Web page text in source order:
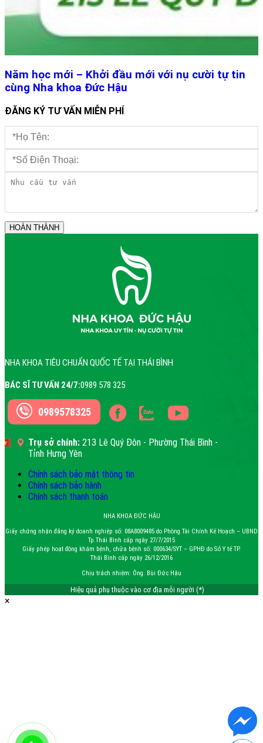
Năm học mới – Khởi đầu mới với nụ cười tự tin
cùng Nha khoa Đức Hậu
ĐĂNG KÝ TƯ VẤN MIỄN PHÍ
NHA KHOA TIÊU CHUẨN QUỐC TẾ TẠI THÁI BÌNH
BÁC SĨ TƯ VẤN 24/7:0989 578 325
0989578325
Trụ sở chính: 213 Lê Quý Đôn - Phường Thái Bình -
Tỉnh Hưng Yên
Chính sách bảo mật thông tin
Chính sách bảo hành
Chính sách thanh toán
NHA KHOA ĐỨC HẬU
Giấy chứng nhận đăng ký doanh nghiệp số: 08A8009485 do Phòng Tài Chính Kế Hoạch – UBND
Tp.Thái Bình cấp ngày 27/7/2015
Giấy phép hoạt động khám bệnh, chữa bệnh số: 000634/SYT – GPHĐ do Sở Y tế TP.
Thái Bình cấp ngày 26/12/2016
Chịu trách nhiệm: Ông. Bùi Đức Hậu
Hiệu quả phụ thuộc vào cơ địa mỗi người (*)
×